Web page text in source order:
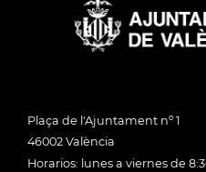
Plaça de l'Ajuntament nº 1
46002 València
Horarios: lunes a viernes de